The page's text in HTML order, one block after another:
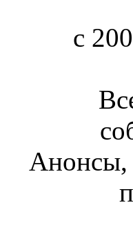
c
Анонсы,